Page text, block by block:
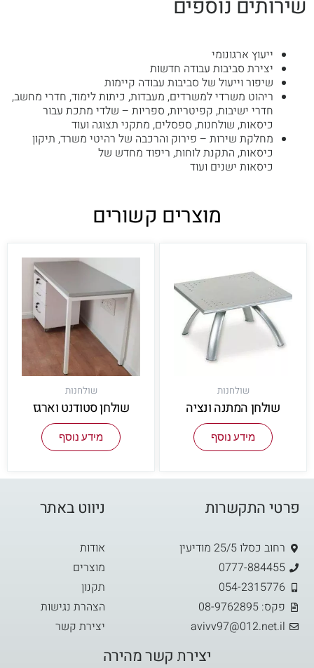
מוצרים קשורים
שולחנות
שולחן המתנה ונציה
מידע נוסף
שולחנות
שולחן סטודנט וארגז
מידע נוסף
שירותים נוספים
ייעוץ ארגונומי
יצירת סביבות עבודה חדשות
שיפור וייעול של סביבות עבודה קיימות
ריהוט משרדי למשרדים, מעבדות, כיתות לימוד, חדרי מחשב,
חדרי ישיבות, קפיטריות, ספריות – שלדי מתכת עבור
כיסאות, שולחנות, ספסלים, מתקני תצוגה ועוד
מחלקת שירות – פירוק והרכבה של רהיטי משרד, תיקון
כיסאות, התקנת לוחות, ריפוד מחדש של
כיסאות ישנים ועוד
פרטי התקשרות
רחוב כסלו 25/5 מודיעין
0777-884455
054-2315776
פקס: 08-9762895
avivv97@012.net.il
ניווט באתר
אודות
מוצרים
תקנון
הצהרת נגישות
יצירת קשר
יצירת קשר מהירה